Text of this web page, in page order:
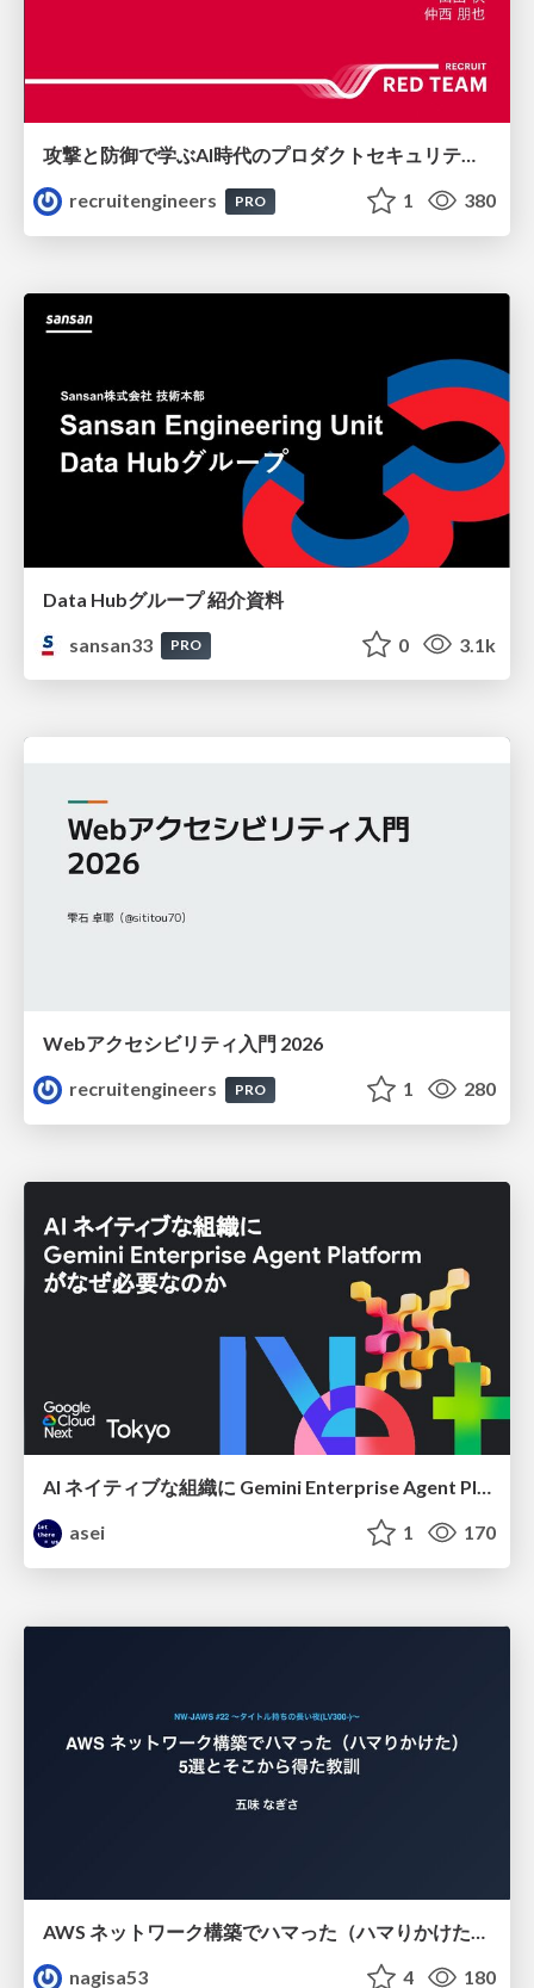
攻撃と防御で学ぶAI時代のプロダクトセキュリティ演習
recruitengineers
PRO 1 380
Data Hubグループ 紹介資料
sansan33
PRO 0 3.1k
Webアクセシビリティ入門 2026
recruitengineers
PRO 1 280
AI ネイティブな組織に Gemini Enterprise Agent Platform がなぜ必要なのか
asei
1 170
nagisa53
4 180